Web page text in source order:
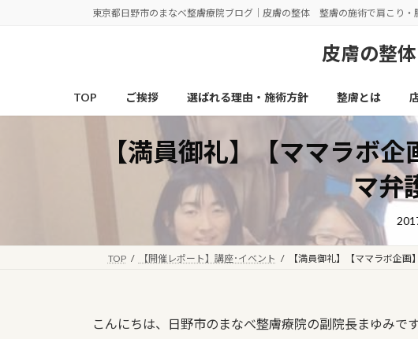
東京都日野市のまなべ整膚療院ブログ｜皮膚の整体 整膚の施術で肩こり・
皮膚の整
TOP ご挨拶 選ばれる理由・施術方針 整膚とは
【満員御礼】【ママラボ
マ弁
TOP 【開催レポート】講座･イベント 【満員御礼】【ママラボ企
こんにちは、日野市のまなべ整膚療院の副院長まゆみです